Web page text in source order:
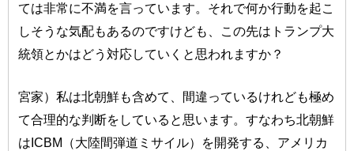
ては非常に不満を言っています。それで何か行動を起こ
しそうな気配もあるのですけども、この先はトランプ大
統領とかはどう対応していくと思われますか？
宮家）私は北朝鮮も含めて、間違っているけれども極め
て合理的な判断をしていると思います。すなわち北朝鮮
はICBM（大陸間弾道ミサイル）を開発する、アメリカ